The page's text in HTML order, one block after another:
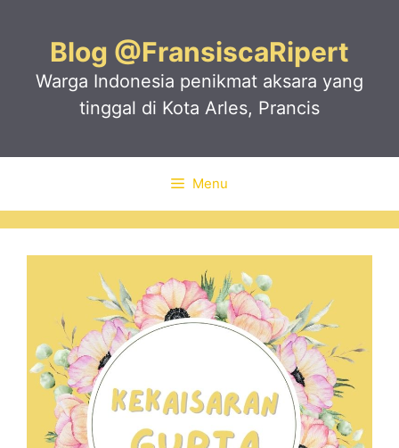
Blog @FransiscaRipert
Warga Indonesia penikmat aksara yang
tinggal di Kota Arles, Prancis
Menu